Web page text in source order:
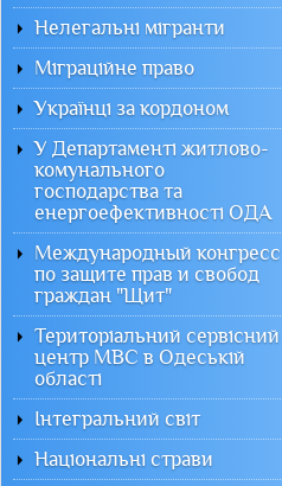
Нелегальні мігранти
Міграційне право
Українці за кордоном
У Департаменті житлово-
комунального
господарства та
енергоефективності ОДА
Международный конгресс
по защите прав и свобод
граждан "Щит"
Територіальний сервісний
центр МВС в Одеській
області
Інтегральний світ
Національні страви